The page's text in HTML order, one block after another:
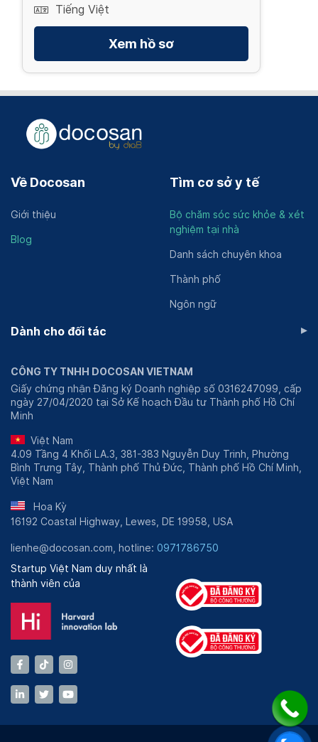
Tiếng Việt
Xem hồ sơ
Về Docosan
Giới thiệu
Blog
Tìm cơ sở y tế
Bộ chăm sóc sức khỏe & xét
nghiệm tại nhà
Danh sách chuyên khoa
Thành phố
Ngôn ngữ
Dành cho đối tác ▸
CÔNG TY TNHH DOCOSAN VIETNAM
Giấy chứng nhận Đăng ký Doanh nghiệp số 0316247099, cấp
ngày 27/04/2020 tại Sở Kế hoạch Đầu tư Thành phố Hồ Chí
Minh
Việt Nam
4.09 Tầng 4 Khối LA.3, 381-383 Nguyễn Duy Trinh, Phường
Bình Trưng Tây, Thành phố Thủ Đức, Thành phố Hồ Chí Minh,
Việt Nam
Hoa Kỳ
16192 Coastal Highway, Lewes, DE 19958, USA
lienhe@docosan.com, hotline: 0971786750
Startup Việt Nam duy nhất là
thành viên của